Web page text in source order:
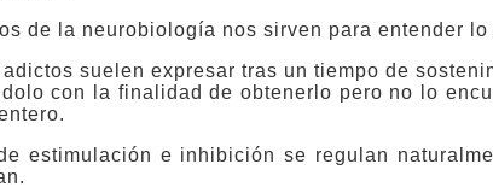
de la neurobiología nos sirven para entender
suelen expresar tras un tiempo de
con la finalidad de obtenerlo pero no lo
estimulación e inhibición se regulan